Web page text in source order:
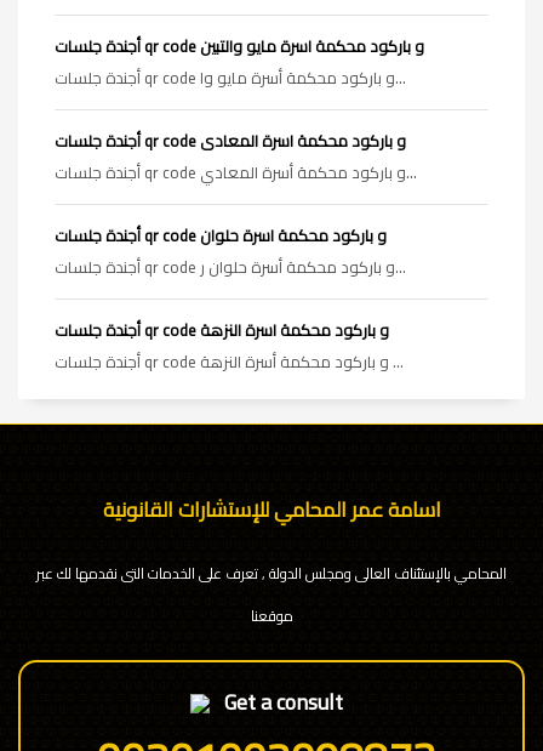
أجندة جلسات qr code و باركود محكمة اسرة مايو والتبين
أجندة جلسات qr code و باركود محكمة أسرة مايو وا...
أجندة جلسات qr code و باركود محكمة اسرة المعادى
أجندة جلسات qr code و باركود محكمة أسرة المعادي...
أجندة جلسات qr code و باركود محكمة اسرة حلوان
أجندة جلسات qr code و باركود محكمة أسرة حلوان ر...
أجندة جلسات qr code و باركود محكمة اسرة النزهة
أجندة جلسات qr code و باركود محكمة أسرة النزهة ...
اسامة عمر المحامي للإستشارات القانونية
المحامي بالإستئناف العالى ومجلس الدولة , تعرف على الخدمات التى نقدمها لك عبر
موقعنا
Get a consult